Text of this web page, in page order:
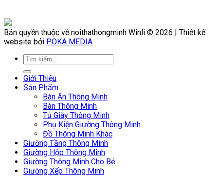
Bản quyền thuộc về noithathongminh Winli © 2026 | Thiết kế
website bởi POKA MEDIA
Giới Thiệu
Sản Phẩm
Bàn Ăn Thông Minh
Bàn Thông Minh
Tủ Giày Thông Minh
Phụ Kiện Giường Thông Minh
Đồ Thông Minh Khác
Giường Tầng Thông Minh
Giường Hộp Thông Minh
Giường Thông Minh Cho Bé
Giường Xếp Thông Minh